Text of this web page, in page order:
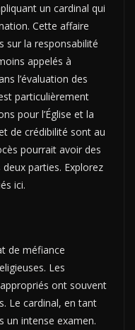
un cardinal qui
Cette affaire
sur la responsabilité
appelés à
l’évaluation des
particulièrement
pour l’Église et la
de crédibilité sont au
pourrait avoir des
parties. Explorez
ici.
de méfiance
Les
ont souvent
Le cardinal, en tant
un intense examen.